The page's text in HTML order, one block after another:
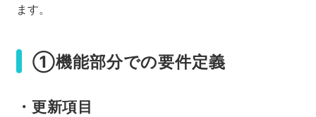
ます。
①機能部分での要件定義
・更新項目